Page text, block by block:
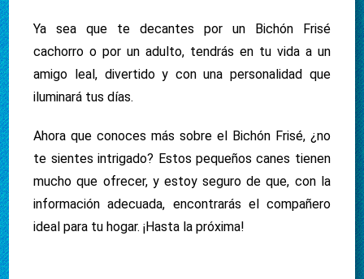
Ya sea que te decantes por un Bichón Frisé
cachorro o por un adulto, tendrás en tu vida a un
amigo leal, divertido y con una personalidad que
iluminará tus días.
Ahora que conoces más sobre el Bichón Frisé, ¿no
te sientes intrigado? Estos pequeños canes tienen
mucho que ofrecer, y estoy seguro de que, con la
información adecuada, encontrarás el compañero
ideal para tu hogar. ¡Hasta la próxima!